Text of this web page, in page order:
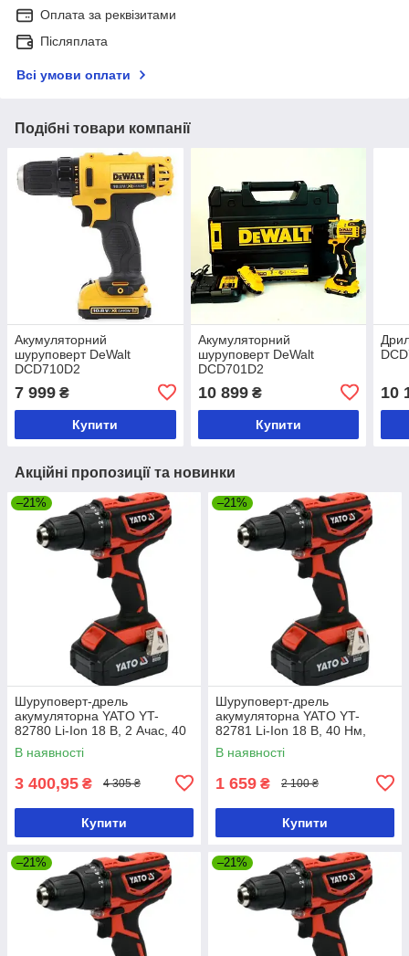
Оплата за реквізитами
Післяплата
Всі умови оплати
Подібні товари компанії
Акумуляторний
шуруповерт DeWalt
DCD710D2
7 999 ₴
Купити
Акумуляторний
шуруповерт DeWalt
DCD701D2
10 899₴
Купити
10
Акційні пропозиції та новинки
–21%
Шуруповерт-дрель
акумуляторна YATO YT-
82780 Li-Ion 18 В, 2 Ачас, 40
Нм, ↓13 мм
В наявності
3 400,95 ₴ 4 305 ₴
Купити
–21%
Шуруповерт-дрель
акумуляторна YATO YT-
82781 Li-Ion 18 В, 40 Нм,
he13 мм без акумулятора
В наявності
1 659 ₴ 2 100 ₴
Купити
–21% –21%